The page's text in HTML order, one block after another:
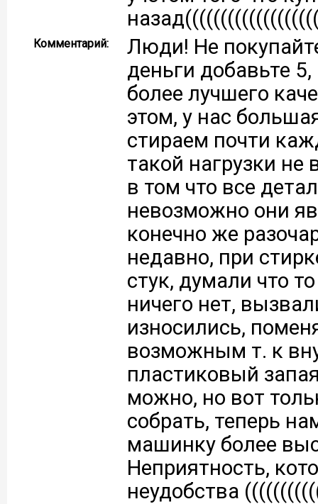
Комментарий:
Люди! Не
деньги добавьте
более лучшего
этом, у нас
стираем почти
такой нагрузки
в том что все
невозможно они
конечно же
недавно, при
стук, думали что
ничего нет,
износились,
возможным т. к
пластиковый
можно, но вот
собрать, теперь
машинку более
Неприятность,
неудобства